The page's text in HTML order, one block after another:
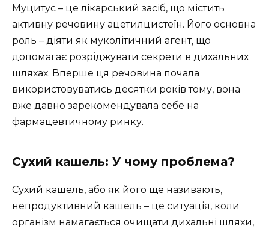
Муцитус – це лікарський засіб, що містить
активну речовину ацетилцистеїн. Його основна
роль – діяти як муколітичний агент, що
допомагає розріджувати секрети в дихальних
шляхах. Вперше ця речовина почала
використовуватись десятки років тому, вона
вже давно зарекомендувала себе на
фармацевтичному ринку.
Сухий кашель: У чому проблема?
Сухий кашель, або як його ще називають,
непродуктивний кашель – це ситуація, коли
організм намагається очищати дихальні шляхи,